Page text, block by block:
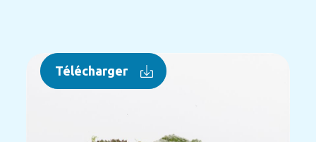
Télécharger